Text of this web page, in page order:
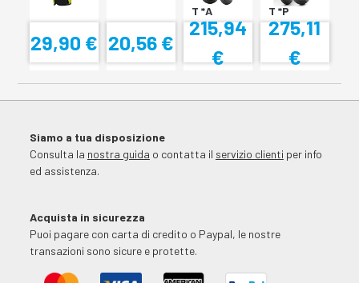
29,90 € 20,56 €
T *A
215,94
€
T *P
275,11
€
Siamo a tua disposizione
Consulta la nostra guida o contatta il servizio clienti per info
ed assistenza.
Acquista in sicurezza
Puoi pagare con carta di credito o Paypal, le nostre
transazioni sono sicure e protette.